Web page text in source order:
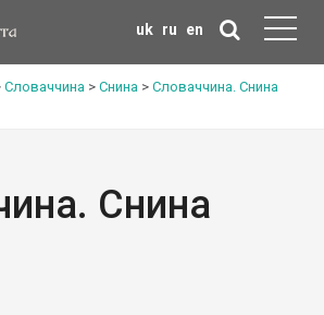
uk ru en
Словаччина > Снина > Словаччина. Снина
Снина